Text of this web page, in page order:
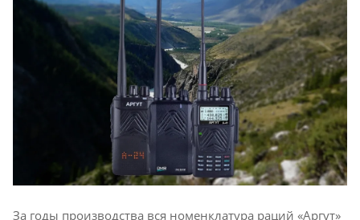
За годы производства вся номенклатура раций «Аргут»